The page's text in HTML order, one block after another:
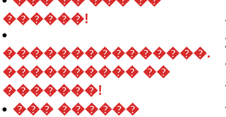
������!
���������������.
���������� ��
�������!
��� ������